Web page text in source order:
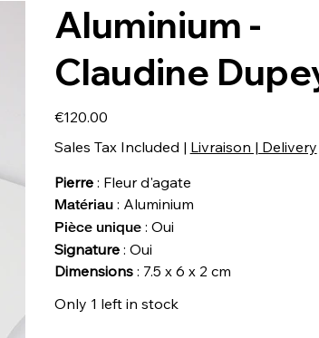
Aluminium -
Claudine
€120.00
Sales Tax Included | Livraison | Delivery
Pierre: Fleur d'agate
Matériau: Aluminium
Pièce unique: Oui
Signature: Oui
Dimensions: 7.5 x 6 x 2 cm
Only 1 left in stock